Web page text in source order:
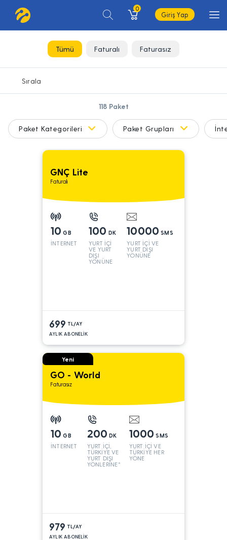
0
Giriş Yap
Tümü Faturalı Faturasız
118Paket
GNÇ Lite
Faturalı
10 GB
İNTERNET
100 DK
YURT İÇİ
VE YURT
DIŞI
YÖNÜNE
10000 SMS
YURT İÇİ VE
YURT DIŞI
YÖNÜNE
699 TL/AY
AYLIK ABONELİK
Yeni
GO - World
Faturasız
10 GB
İNTERNET
200 DK
YURT İÇİ,
TÜRKİYE VE
YURT DIŞI
YÖNLERİNE*
1000 SMS
YURT İÇİ VE
TÜRKİYE HER
YÖNE
979 TL/AY
AYLIK ABONELİK
Paket Kategorileri Paket Grupları